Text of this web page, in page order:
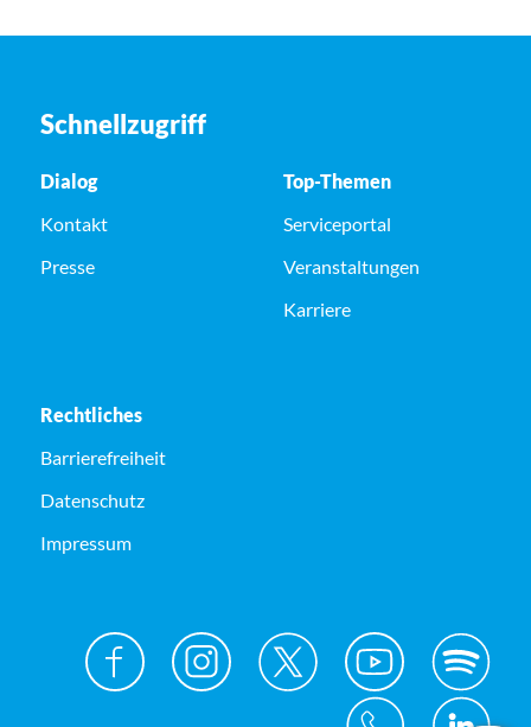
Schnellzugriff
Dialog
Kontakt
Presse
Top-Themen
Serviceportal
Veranstaltungen
Karriere
Rechtliches
Barrierefreiheit
Datenschutz
Impressum